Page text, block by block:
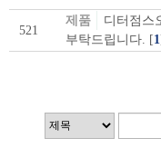
521
제품
디터점스
부탁드립니다. [1